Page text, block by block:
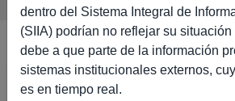
dentro del Sistema Integral de
(SIIA) podrían no reflejar su
debe a que parte de la información
sistemas institucionales externos,
es en tiempo real.